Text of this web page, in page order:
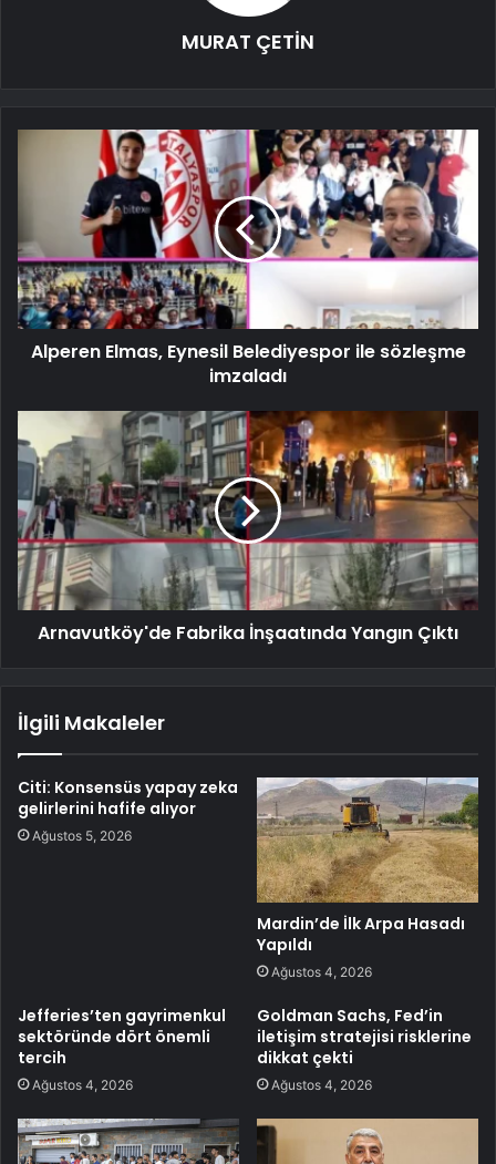
MURAT ÇETİN
Alperen Elmas, Eynesil Belediyespor ile sözleşme
imzaladı
Arnavutköy'de Fabrika İnşaatında Yangın Çıktı
İlgili Makaleler
Citi: Konsensüs yapay zeka
gelirlerini hafife alıyor
Ağustos 5, 2026
Mardin’de İlk Arpa Hasadı
Yapıldı
Ağustos 4, 2026
Jefferies’ten gayrimenkul
sektöründe dört önemli
tercih
Ağustos 4, 2026
Goldman Sachs, Fed’in
iletişim stratejisi risklerine
dikkat çekti
Ağustos 4, 2026